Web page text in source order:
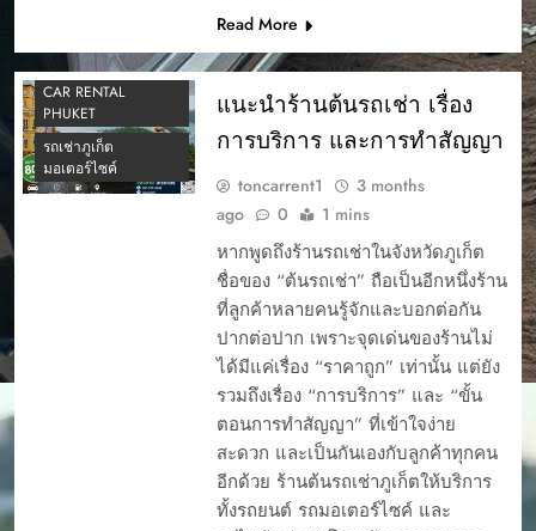
Read More
นิยม
CAR RENTAL
PHUKET
รถเช่าภูเก็ต
มอเตอร์ไซค์
แนะนำร้านต้นรถเช่า เรื่อง
การบริการ และการทำสัญญา
toncarrent1
3 months
ago
0 1 mins
หากพูดถึงร้านรถเช่าในจังหวัดภูเก็ต
ชื่อของ “ต้นรถเช่า” ถือเป็นอีกหนึ่งร้าน
ที่ลูกค้าหลายคนรู้จักและบอกต่อกัน
ปากต่อปาก เพราะจุดเด่นของร้านไม่
ได้มีแค่เรื่อง “ราคาถูก” เท่านั้น แต่ยัง
รวมถึงเรื่อง “การบริการ” และ “ขั้น
ตอนการทำสัญญา” ที่เข้าใจง่าย
สะดวก และเป็นกันเองกับลูกค้าทุกคน
อีกด้วย ร้านต้นรถเช่าภูเก็ตให้บริการ
ทั้งรถยนต์ รถมอเตอร์ไซค์ และ